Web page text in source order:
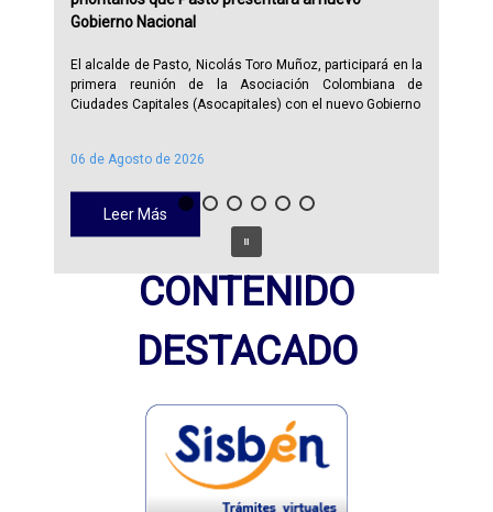
06 de Agosto de 2026
Leer Más
Gobierno Nacional
El alcalde de Pasto, Nicolás Toro Muñoz, participará en la
primera reunión de la Asociación Colombiana de
Ciudades Capitales (Asocapitales) con el nuevo Gobierno
CONTENIDO
DESTACADO